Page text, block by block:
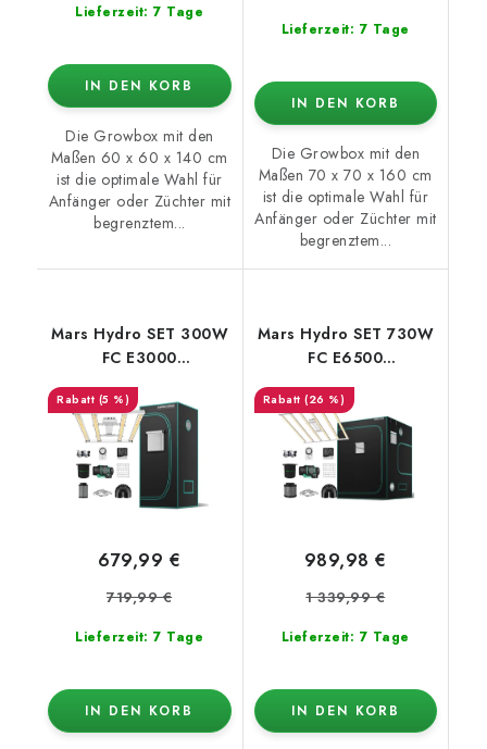
Lieferzeit: 7 Tage
IN DEN KORB
Die Growbox mit den
Maßen 60 x 60 x 140 cm
ist die optimale Wahl für
Anfänger oder Züchter mit
begrenztem...
Lieferzeit: 7 Tage
IN DEN KORB
Die Growbox mit den
Maßen 70 x 70 x 160 cm
ist die optimale Wahl für
Anfänger oder Züchter mit
begrenztem...
Mars Hydro SET 300W
FC E3000
(5 %)
Lieferzeit: 7 Tage
679,99 €
719,99 €
IN DEN KORB
Mars Hydro SET 730W
FC E6500
(26 %)
Lieferzeit: 7 Tage
989,98 €
1 339,99 €
IN DEN KORB